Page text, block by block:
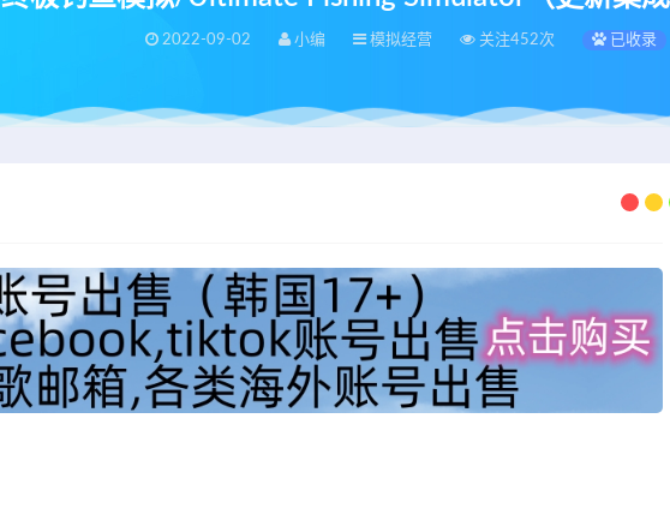
2022-09-02 小编 模拟经营 关注452次 已收录